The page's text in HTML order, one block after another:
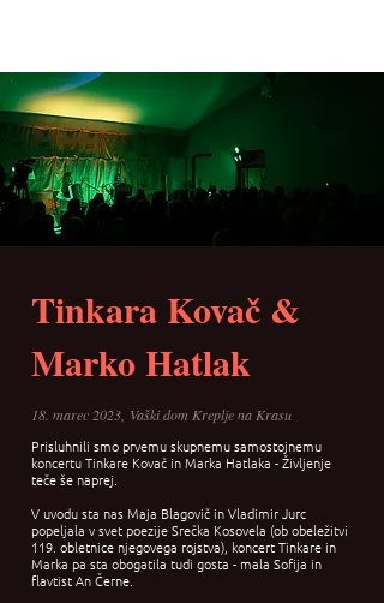
Tinkara Kovač &
Marko Hatlak
18. marec 2023, Vaški dom Kreplje na Krasu
Prisluhnili smo prvemu skupnemu samostojnemu
koncertu Tinkare Kovač in Marka Hatlaka - Življenje
teče še naprej.
V uvodu sta nasMaja Blagovičin Vladimir Jurc
popeljala v svet poezije Srečka Kosovela (ob obeležitvi
119. obletnice njegovega rojstva), koncert Tinkare in
Marka pa sta obogatila tudi gosta - mala Sofija in
flavtist An Černe.